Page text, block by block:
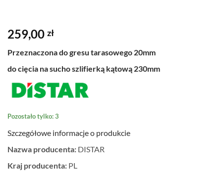
259,00 zł
Przeznaczona do gresu tarasowego 20mm
do cięcia na sucho szlifierką kątową 230mm
Pozostało tylko: 3
Szczegółowe informacje o produkcie
Nazwa producenta: DISTAR
Kraj producenta: PL